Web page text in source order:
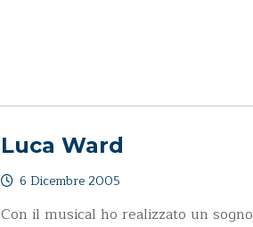
Luca Ward
6 Dicembre 2005
Con il musical ho realizzato un sogno